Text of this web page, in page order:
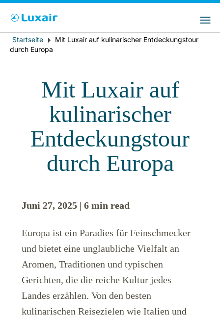
LuxairTours
und Ihre bevorzugte Sprache
Wohnsitz
Breadcrumb
Startseite
Mit Luxair auf kulinarischer Entdeckungstour
durch Europa
Mit Luxair auf
kulinarischer
Entdeckungstour
durch Europa
Juni 27, 2025 | 6 min read
Europa ist ein Paradies für Feinschmecker
und bietet eine unglaubliche Vielfalt an
Aromen, Traditionen und typischen
Gerichten, die die reiche Kultur jedes
Landes erzählen. Von den besten
kulinarischen Reisezielen wie Italien und